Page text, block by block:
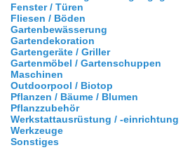
Fenster / Türen
Fliesen / Böden
Gartenbewässerung
Gartendekoration
Gartengeräte / Griller
Gartenmöbel / Gartenschuppen
Maschinen
Outdoorpool / Biotop
Pflanzen / Bäume / Blumen
Pflanzzubehör
Werkstattausrüstung / -einrichtung
Werkzeuge
Sonstiges